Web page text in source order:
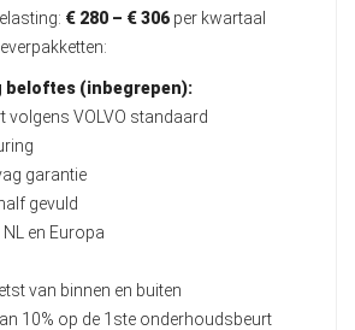
€ 280 – € 306 per kwartaal
beloftes (inbegrepen):
volgens VOLVO standaard
garantie
gevuld
en Europa
van binnen en buiten
10% op de 1ste onderhoudsbeurt